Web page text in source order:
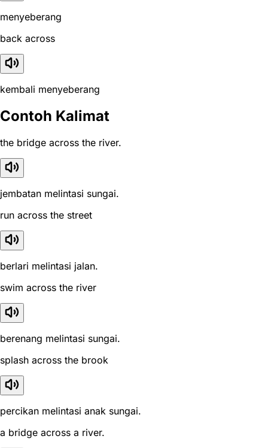
menyeberang
back across
kembali menyeberang
Contoh Kalimat
the bridge across the river.
jembatan melintasi sungai.
run across the street
berlari melintasi jalan.
swim across the river
berenang melintasi sungai.
splash across the brook
percikan melintasi anak sungai.
a bridge across a river.